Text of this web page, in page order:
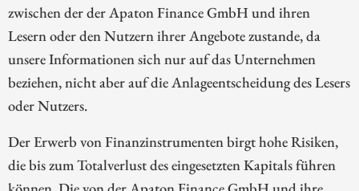
zwischen der der Apaton Finance GmbH und ihren
Lesern oder den Nutzern ihrer Angebote zustande, da
unsere Informationen sich nur auf das Unternehmen
beziehen, nicht aber auf die Anlageentscheidung des Lesers
oder Nutzers.
Der Erwerb von Finanzinstrumenten birgt hohe Risiken,
die bis zum Totalverlust des eingesetzten Kapitals führen